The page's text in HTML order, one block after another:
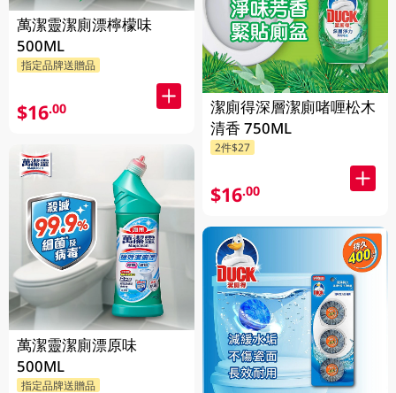
萬潔靈潔廁漂檸檬味
500ML
指定品牌送贈品
$16.00
萬潔靈潔廁漂原味
500ML
指定品牌送贈品
潔廁得深層潔廁啫喱松木
清香 750ML
2件$27
$16.00